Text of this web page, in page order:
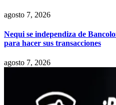
agosto 7, 2026
Nequi se independiza de
para hacer sus transacciones
agosto 7, 2026